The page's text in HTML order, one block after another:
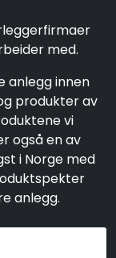
med.
anlegg innen
produkter av
vi
også en av
i Norge med
anlegg.